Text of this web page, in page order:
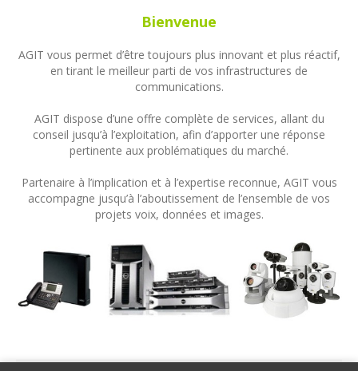
Bienvenue
AGIT vous permet d’être toujours plus innovant et plus réactif,
en tirant le meilleur parti de vos infrastructures de
communications.
AGIT dispose d’une offre complète de services, allant du
conseil jusqu’à l’exploitation, afin d’apporter une réponse
pertinente aux problématiques du marché.
Partenaire à l’implication et à l’expertise reconnue, AGIT vous
accompagne jusqu’à l’aboutissement de l’ensemble de vos
projets voix, données et images.